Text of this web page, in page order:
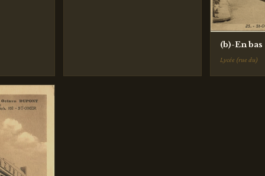
(b)-En
Lycée (rue du)